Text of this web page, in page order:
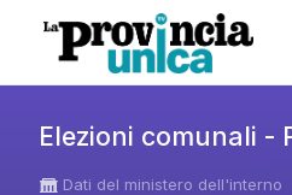
Elezioni comunali -
Dati del ministero dell'interno